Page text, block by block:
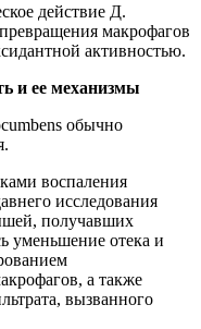
действие Д.
макрофагов
активностью.
и ее механизмы
обычно
воспаления
исследования
получавших
уменьшение отека и
а также
вызванного